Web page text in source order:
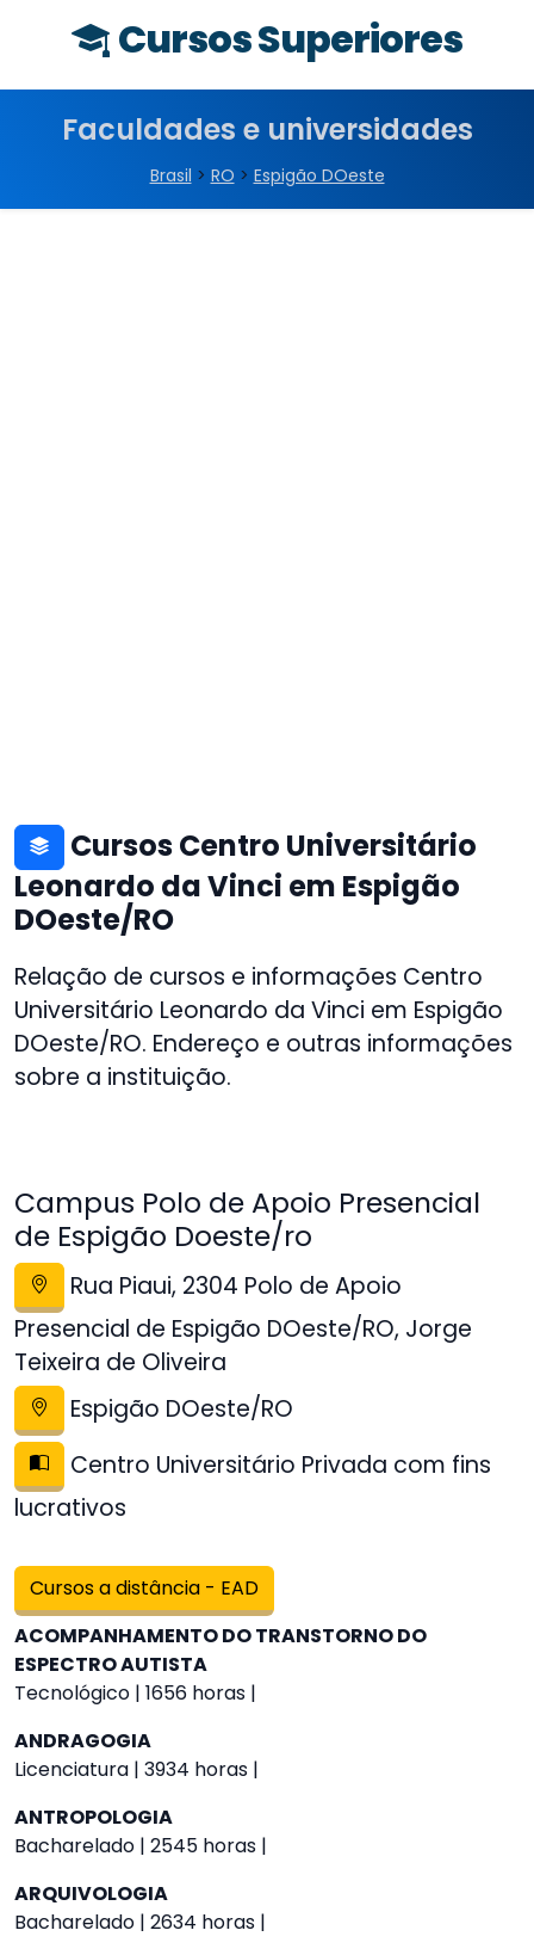
Cursos Superiores
Faculdades e universidades
Brasil > RO > Espigão DOeste
Cursos Centro Universitário
Leonardo da Vinci em Espigão
DOeste/RO
Relação de cursos e informações Centro
Universitário Leonardo da Vinci em Espigão
DOeste/RO. Endereço e outras informações
sobre a instituição.
Campus Polo de Apoio Presencial
de Espigão Doeste/ro
Rua Piaui, 2304 Polo de Apoio
Presencial de Espigão DOeste/RO, Jorge
Teixeira de Oliveira
Espigão DOeste/RO
Centro Universitário Privada com fins
lucrativos
Cursos a distância - EAD
ACOMPANHAMENTO DO TRANSTORNO DO
ESPECTRO AUTISTA
Tecnológico | 1656 horas |
ANDRAGOGIA
Licenciatura | 3934 horas |
ANTROPOLOGIA
Bacharelado | 2545 horas |
ARQUIVOLOGIA
Bacharelado | 2634 horas |